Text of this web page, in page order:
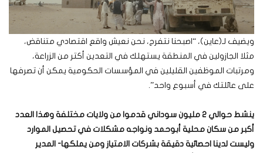
ويضيف لـ(عاين)، “اصبحنا نتفرج، نحن نعيش واقع اقتصادي متناقض،
مثلا الجازولين في المنطقة يستهلك في التعدين أكتر من الزراعة،
ومرتبات الموظفين القليلين في المؤسسات الحكومية يمكن أن تصرفها
على عائلتك في أسبوع واحد”.
ينشط حوالي 2 مليون سوداني قدموا من ولايات مختلفة وهذا العدد
أكبر من سكان محلية أبوحمد ونواجه مشكلات في تحصيل الموارد
وليست لدينا احصائية دقيقة بشركات الامتياز ومن يملكها- المدير